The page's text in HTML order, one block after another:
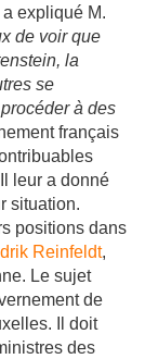
a expliqué M.
de voir que
la
se
à des
français
leur a donné
situation.
positions dans
Reinfeldt,
Le sujet
de
Il doit
des